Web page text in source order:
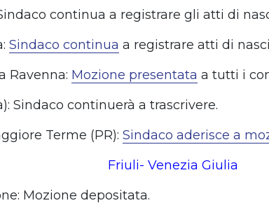
continua a registrare gli atti di
Sindaco continua a registrare atti di
Ravenna: Mozione presentata a tutti i
Sindaco continuerà a trascrivere.
Terme (PR): Sindaco aderisce a
Friuli- Venezia Giulia
Mozione depositata.